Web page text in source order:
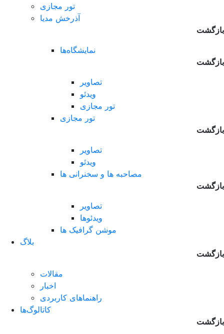
تور مجازی
آذرخش مدیا
بازگشت
نمایشگاه‌ها
بازگشت
تصاویر
ویدئو
تور مجازی
تور مجازی
بازگشت
تصاویر
ویدئو
مصاحبه ها و سخنرانی ها
بازگشت
تصاویر
ویدئوها
موشن گرافیک ها
بلاگ
بازگشت
مقالات
اخبار
راهنماهای کاربردی
کاتالوگ‌ها
بازگشت